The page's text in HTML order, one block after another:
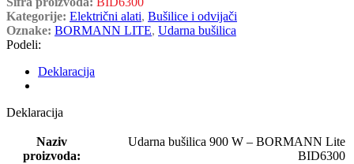
Kategorije: Električni alati, Bušilice i odvijači
Oznake: BORMANN LITE, Udarna bušilica
Podeli:
Deklaracija
Deklaracija
Naziv
proizvoda:
Udarna bušilica 900 W – BORMANN Lite
BID6300